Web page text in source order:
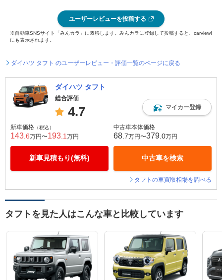
ユーザーレビューを投稿する
※自動車SNSサイト「みんカラ」に遷移します。みんカラに登録して投稿すると、carview!
にも表示されます。
ダイハツ タフト のユーザーレビュー・評価一覧のページに戻る
ダイハツ タフト
総合評価
4.7 マイカー登録
新車価格 （税込）
143 .6万円〜193 .1 万円
新車見積もり(無料)
中古車本体価格
68 .7万円〜379 .0万円
中古車を検索
タフトの車買取相場を調べる
タフトを見た人はこんな車と比較しています